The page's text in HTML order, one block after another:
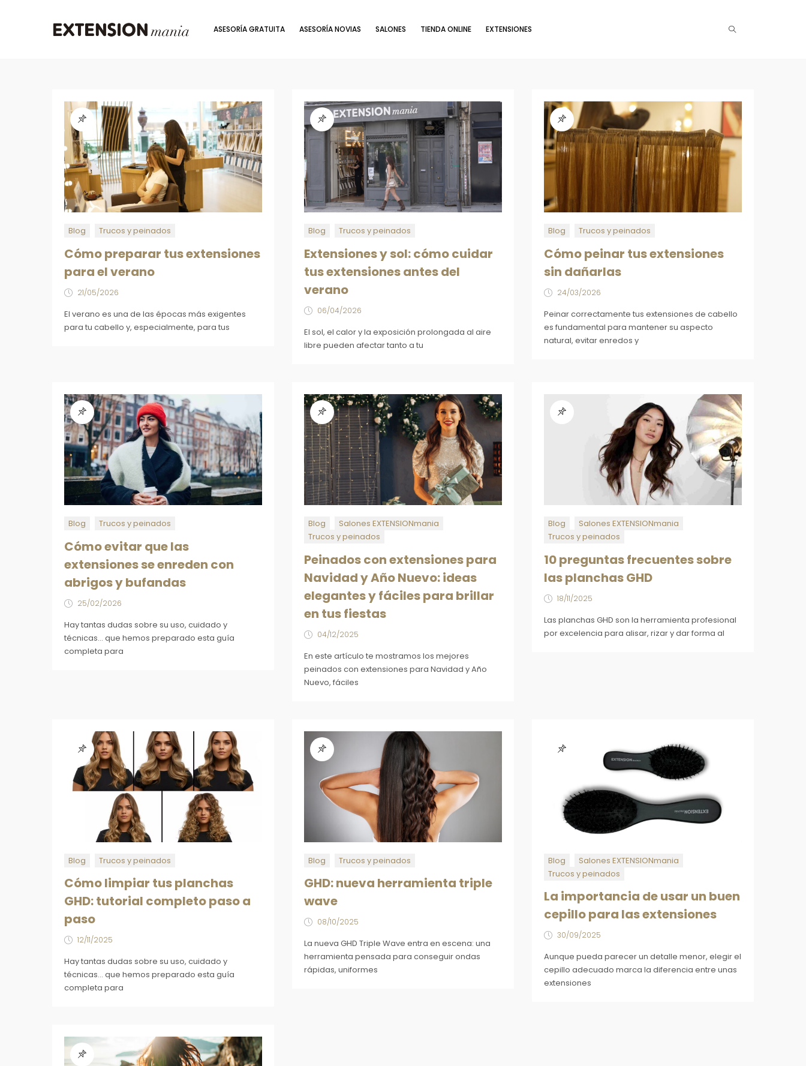
ASESORÍA GRATUITA ASESORÍA NOVIAS SALONES TIENDA ONLINE EXTENSIONES
Blog Trucos y peinados
Cómo preparar tus extensiones
para el verano
21/05/2026
El verano es una de las épocas más exigentes
para tu cabello y, especialmente, para tus
Blog Trucos y peinados
Extensiones y sol: cómo cuidar
tus extensiones antes del
verano
06/04/2026
El sol, el calor y la exposición prolongada al aire
libre pueden afectar tanto a tu
Blog Trucos y peinados
Cómo peinar tus extensiones
sin dañarlas
24/03/2026
Peinar correctamente tus extensiones de cabello
es fundamental para mantener su aspecto
natural, evitar enredos y
Blog Trucos y peinados
Cómo evitar que las
extensiones se enreden con
abrigos y bufandas
25/02/2026
Hay tantas dudas sobre su uso, cuidado y
técnicas... que hemos preparado esta guía
completa para
Blog
Salones EXTENSIONmania
Trucos y peinados
Peinados con extensiones para
Navidad y Año Nuevo: ideas
elegantes y fáciles para brillar
en tus fiestas
04/12/2025
En este artículo te mostramos los mejores
peinados con extensiones para Navidad y Año
Nuevo, fáciles
Blog
Salones EXTENSIONmania
Trucos y peinados
10 preguntas frecuentes sobre
las planchas GHD
18/11/2025
Las planchas GHD son la herramienta profesional
por excelencia para alisar, rizar y dar forma al
Blog Trucos y peinados
Cómo limpiar tus planchas
GHD: tutorial completo paso a
paso
12/11/2025
Hay tantas dudas sobre su uso, cuidado y
técnicas... que hemos preparado esta guía
completa para
Blog Trucos y peinados
GHD: nueva herramienta triple
wave
08/10/2025
La nueva GHD Triple Wave entra en escena: una
herramienta pensada para conseguir ondas
rápidas, uniformes
Blog
Salones EXTENSIONmania
Trucos y peinados
La importancia de usar un buen
cepillo para las extensiones
30/09/2025
Aunque pueda parecer un detalle menor, elegir el
cepillo adecuado marca la diferencia entre unas
extensiones